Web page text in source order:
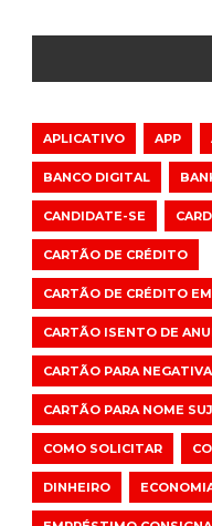
APLICATIVO APP
BANCO DIGITAL
CANDIDATE-SE CARD
CARTÃO DE CRÉDITO
CARTÃO DE CRÉDITO
CARTÃO ISENTO DE
CARTÃO PARA
CARTÃO PARA NOME
COMO SOLICITAR
DINHEIRO